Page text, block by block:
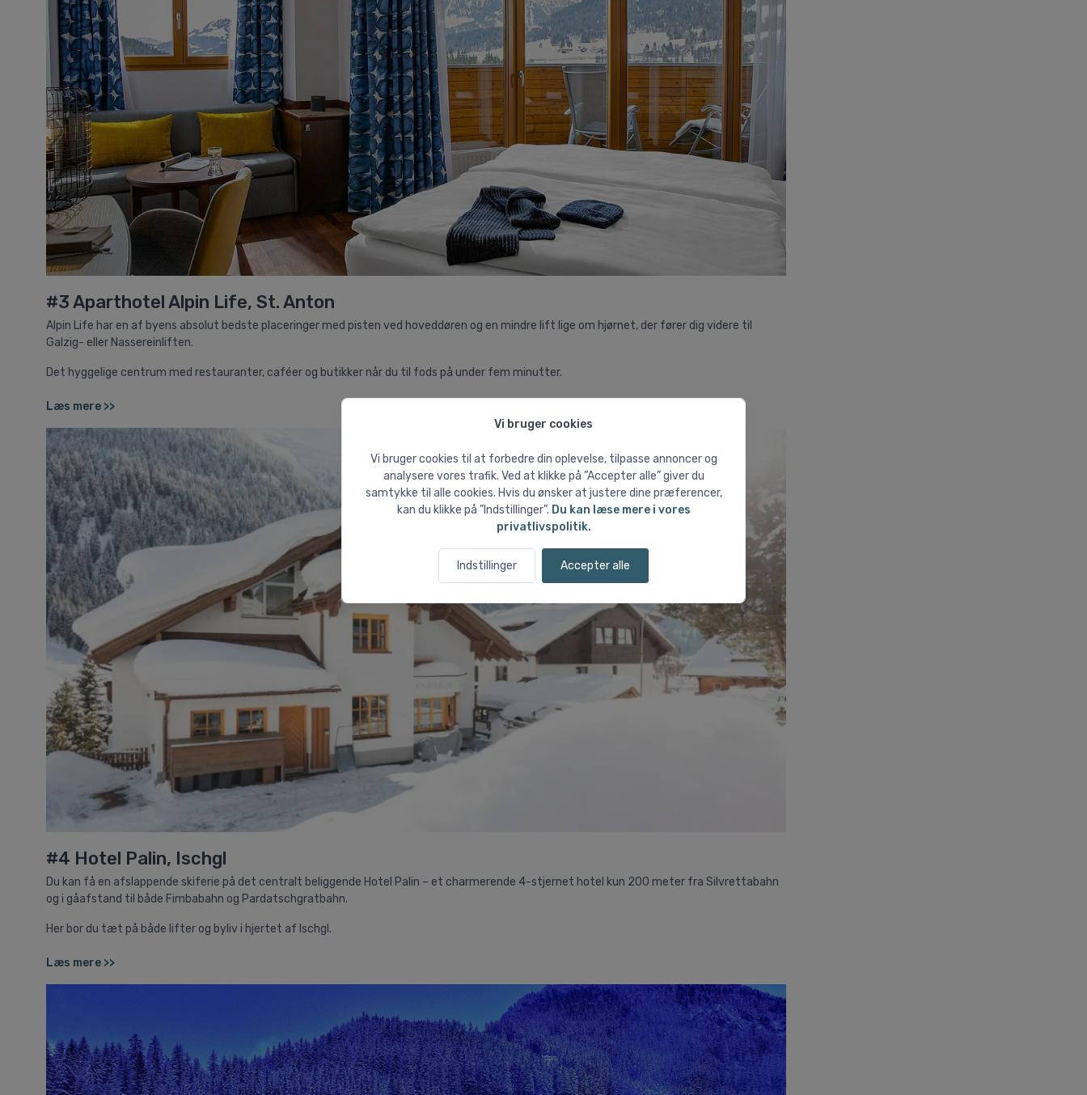
Vi bruger cookies
Vi bruger cookies til at forbedre din oplevelse, tilpasse annoncer og
analysere vores trafik. Ved at klikke på ”Accepter alle” giver du
samtykke til alle cookies. Hvis du ønsker at justere dine præferencer,
kan du klikke på ”Indstillinger”. Du kan læse mere i vores
privatlivspolitik.
Indstillinger Accepter alle
#3 Aparthotel Alpin Life, St. Anton
Alpin Life har en af byens absolut bedste placeringer med pisten ved hoveddøren og en mindre lift lige om hjørnet, der fører dig videre til
Galzig- eller Nassereinliften.
Det hyggelige centrum med restauranter, caféer og butikker når du til fods på under fem minutter.
Læs mere >>
#4 Hotel Palin, Ischgl
Du kan få en afslappende skiferie på det centralt beliggende Hotel Palin – et charmerende 4-stjernet hotel kun 200 meter fra Silvrettabahn
og i gåafstand til både Fimbabahn og Pardatschgratbahn.
Her bor du tæt på både lifter og byliv i hjertet af Ischgl.
Læs mere >>